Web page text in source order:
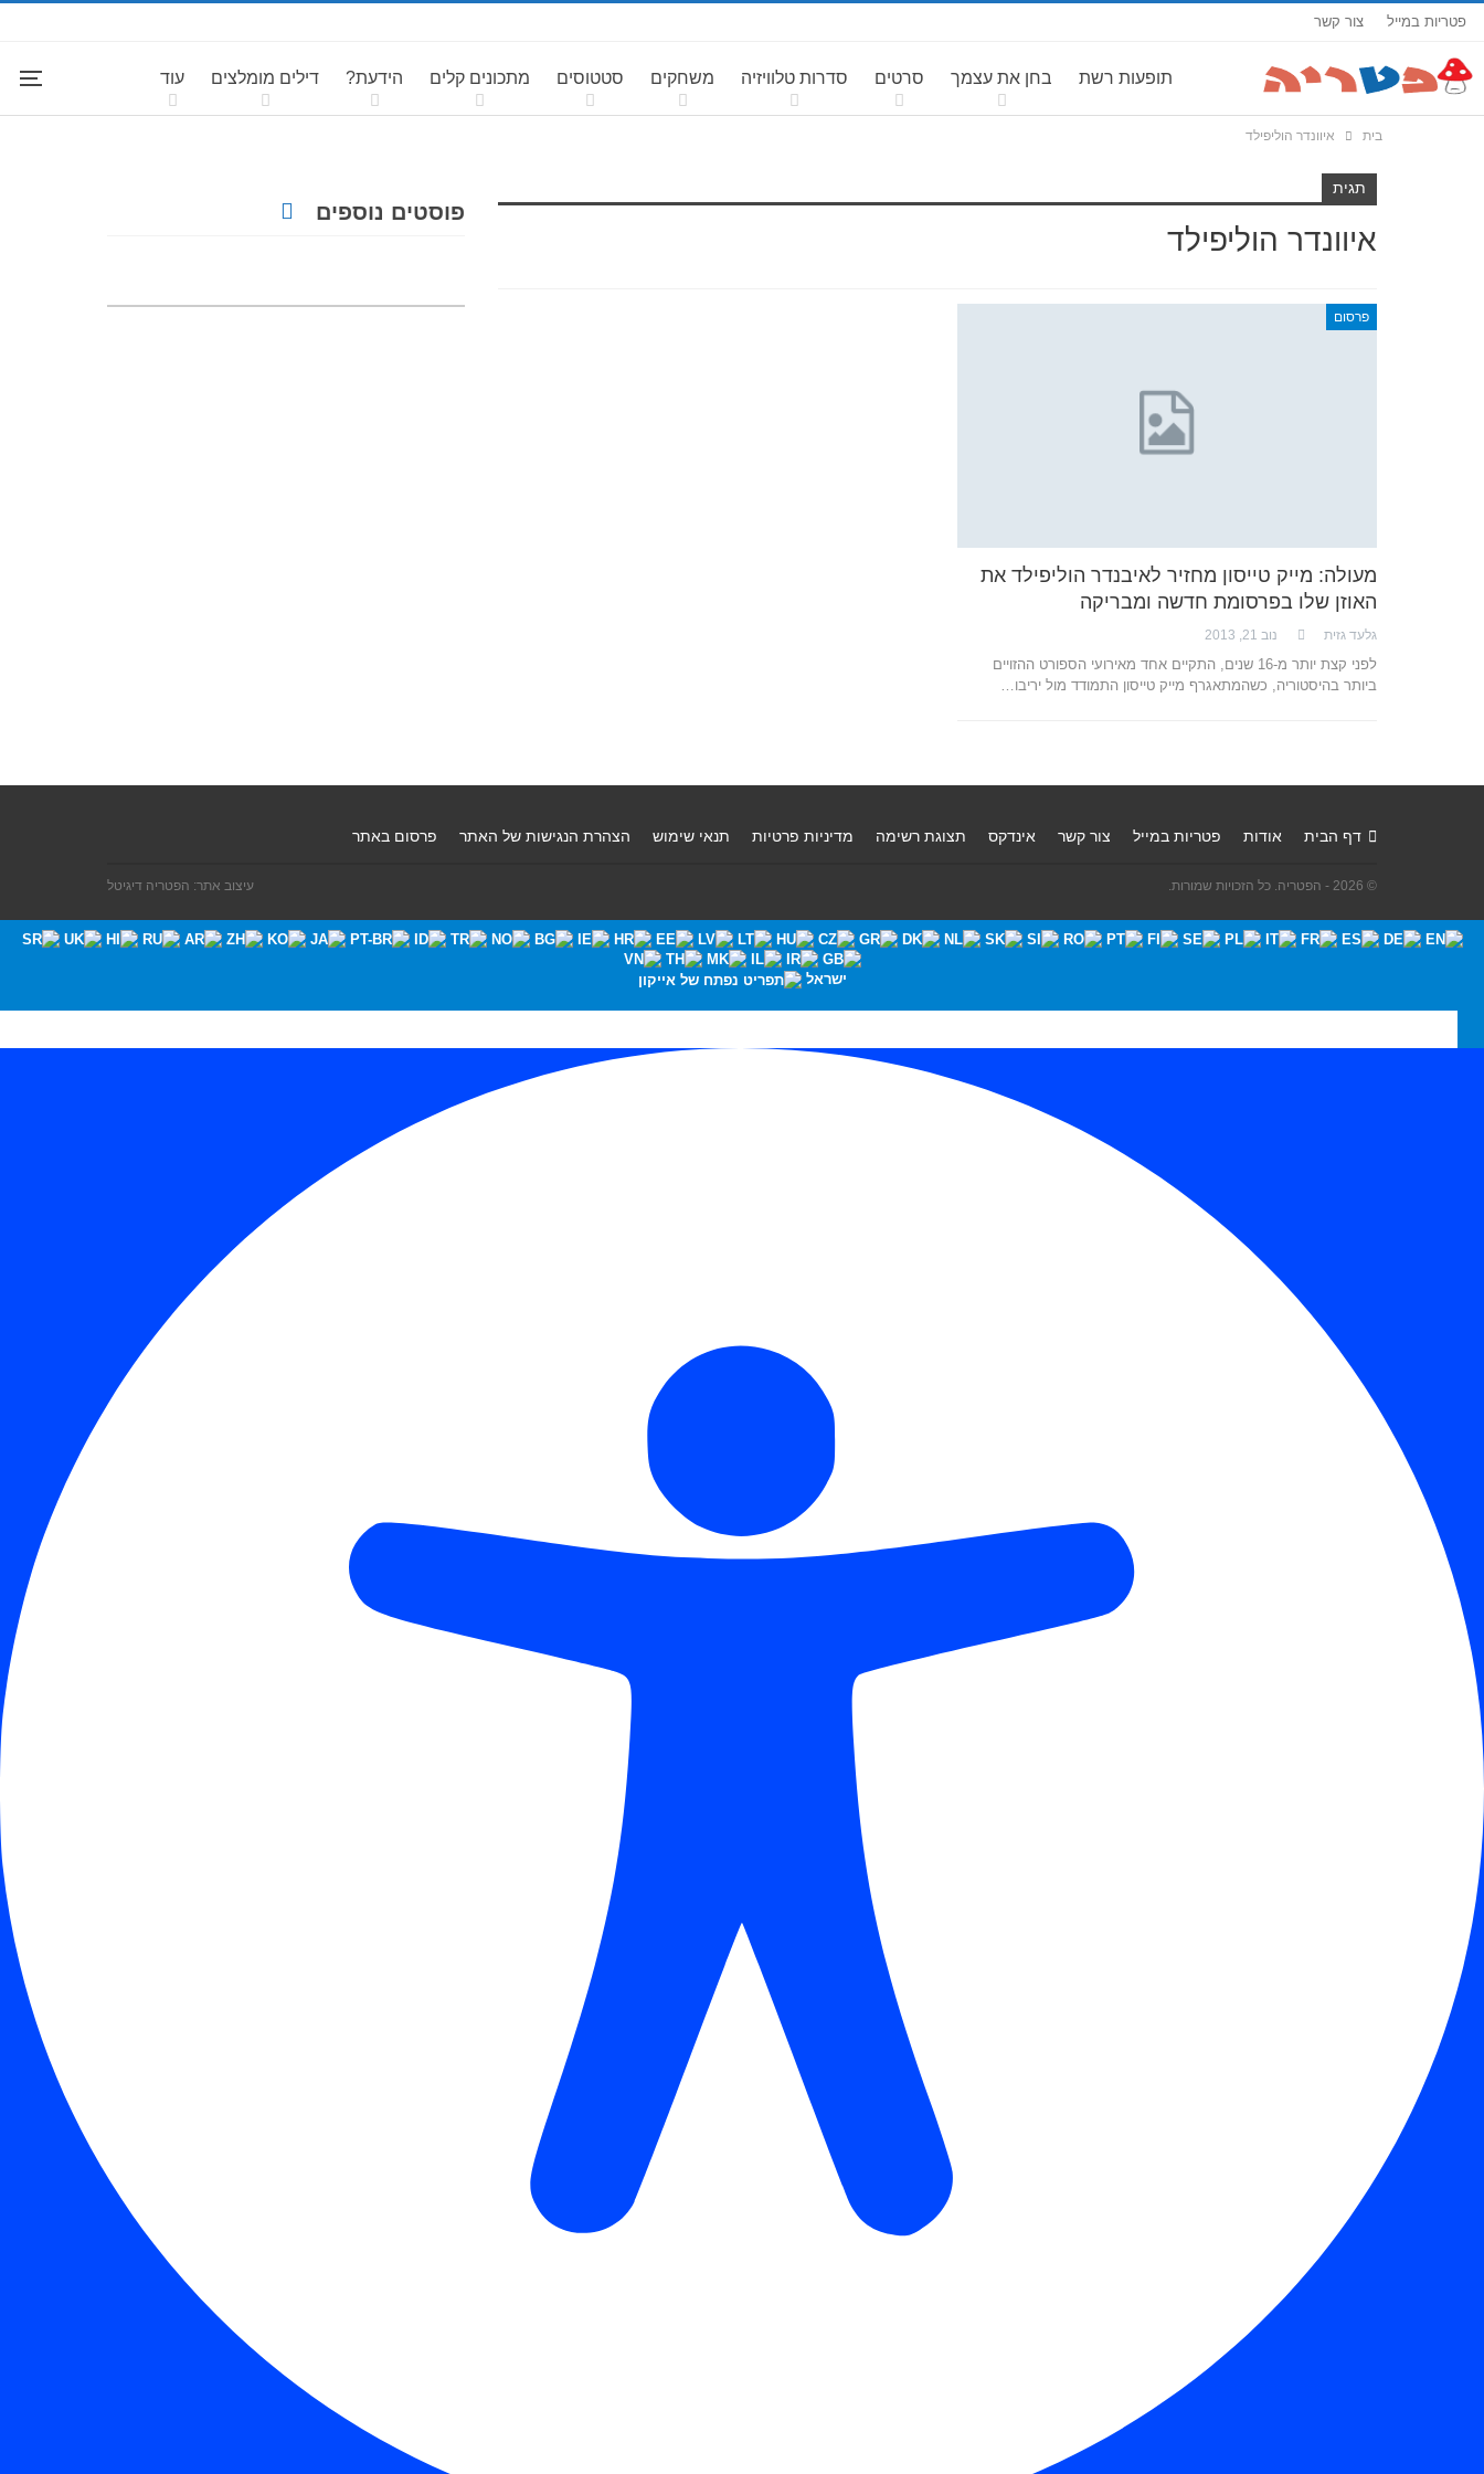
פטריות במייל צור קשר
תופעות רשת בחן את עצמך סרטים סדרות טלוויזיה משחקים סטטוסים מתכונים קלים הידעת? דילים מומלצים עוד
בית איוונדר הוליפילד
תגית
איוונדר הוליפילד
פרסום
מעולה: מייק טייסון מחזיר לאיבנדר הוליפילד את
האוזן שלו בפרסומת חדשה ומבריקה
גלעד גזית נוב 21, 2013
לפני קצת יותר מ-16 שנים, התקיים אחד מאירועי הספורט ההזויים
ביותר בהיסטוריה, כשהמתאגרף מייק טייסון התמודד מול יריבו…
פוסטים נוספים
דף הבית אודות פטריות במייל צור קשר אינדקס תצוגת רשימה מדיניות פרטיות תנאי שימוש הצהרת הנגישות של האתר פרסום באתר
© 2026 - הפטריה. כל הזכויות שמורות. עיצוב אתר: הפטריה דיגיטל
ישראל